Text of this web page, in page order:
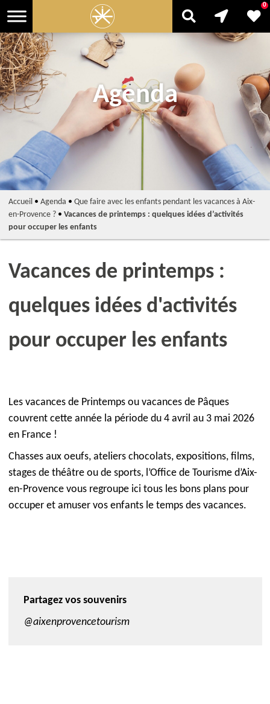
Agenda
0
Accueil• Agenda • Que faire avec les enfants pendant les vacances à Aix-
en-Provence ?• Vacances de printemps : quelques idées d’activités
pour occuper les enfants
Vacances de printemps :
quelques idées d'activités
pour occuper les enfants
Les vacances de Printemps ou vacances de Pâques
couvrent cette année la période du 4 avril au 3 mai 2026
en France !
Chasses aux oeufs, ateliers chocolats, expositions, films,
stages de théâtre ou de sports, l’Office de Tourisme d’Aix-
en-Provence vous regroupe ici tous les bons plans pour
occuper et amuser vos enfants le temps des vacances.
Partagez vos souvenirs
@aixenprovencetourism